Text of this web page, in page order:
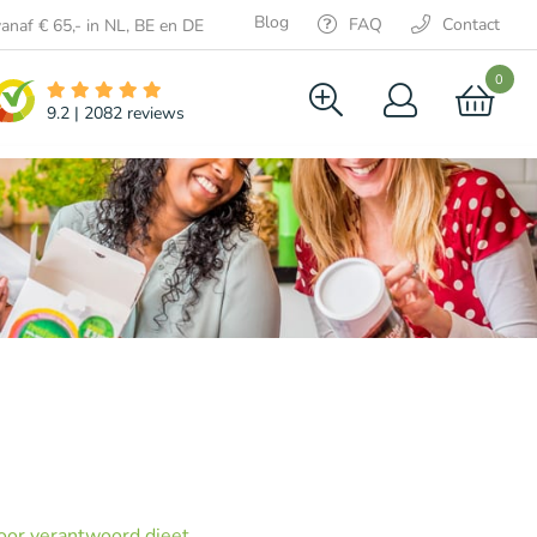
€ 65,- in NL, BE en DE Blog FAQ Contact
9.2| 2082reviews
0